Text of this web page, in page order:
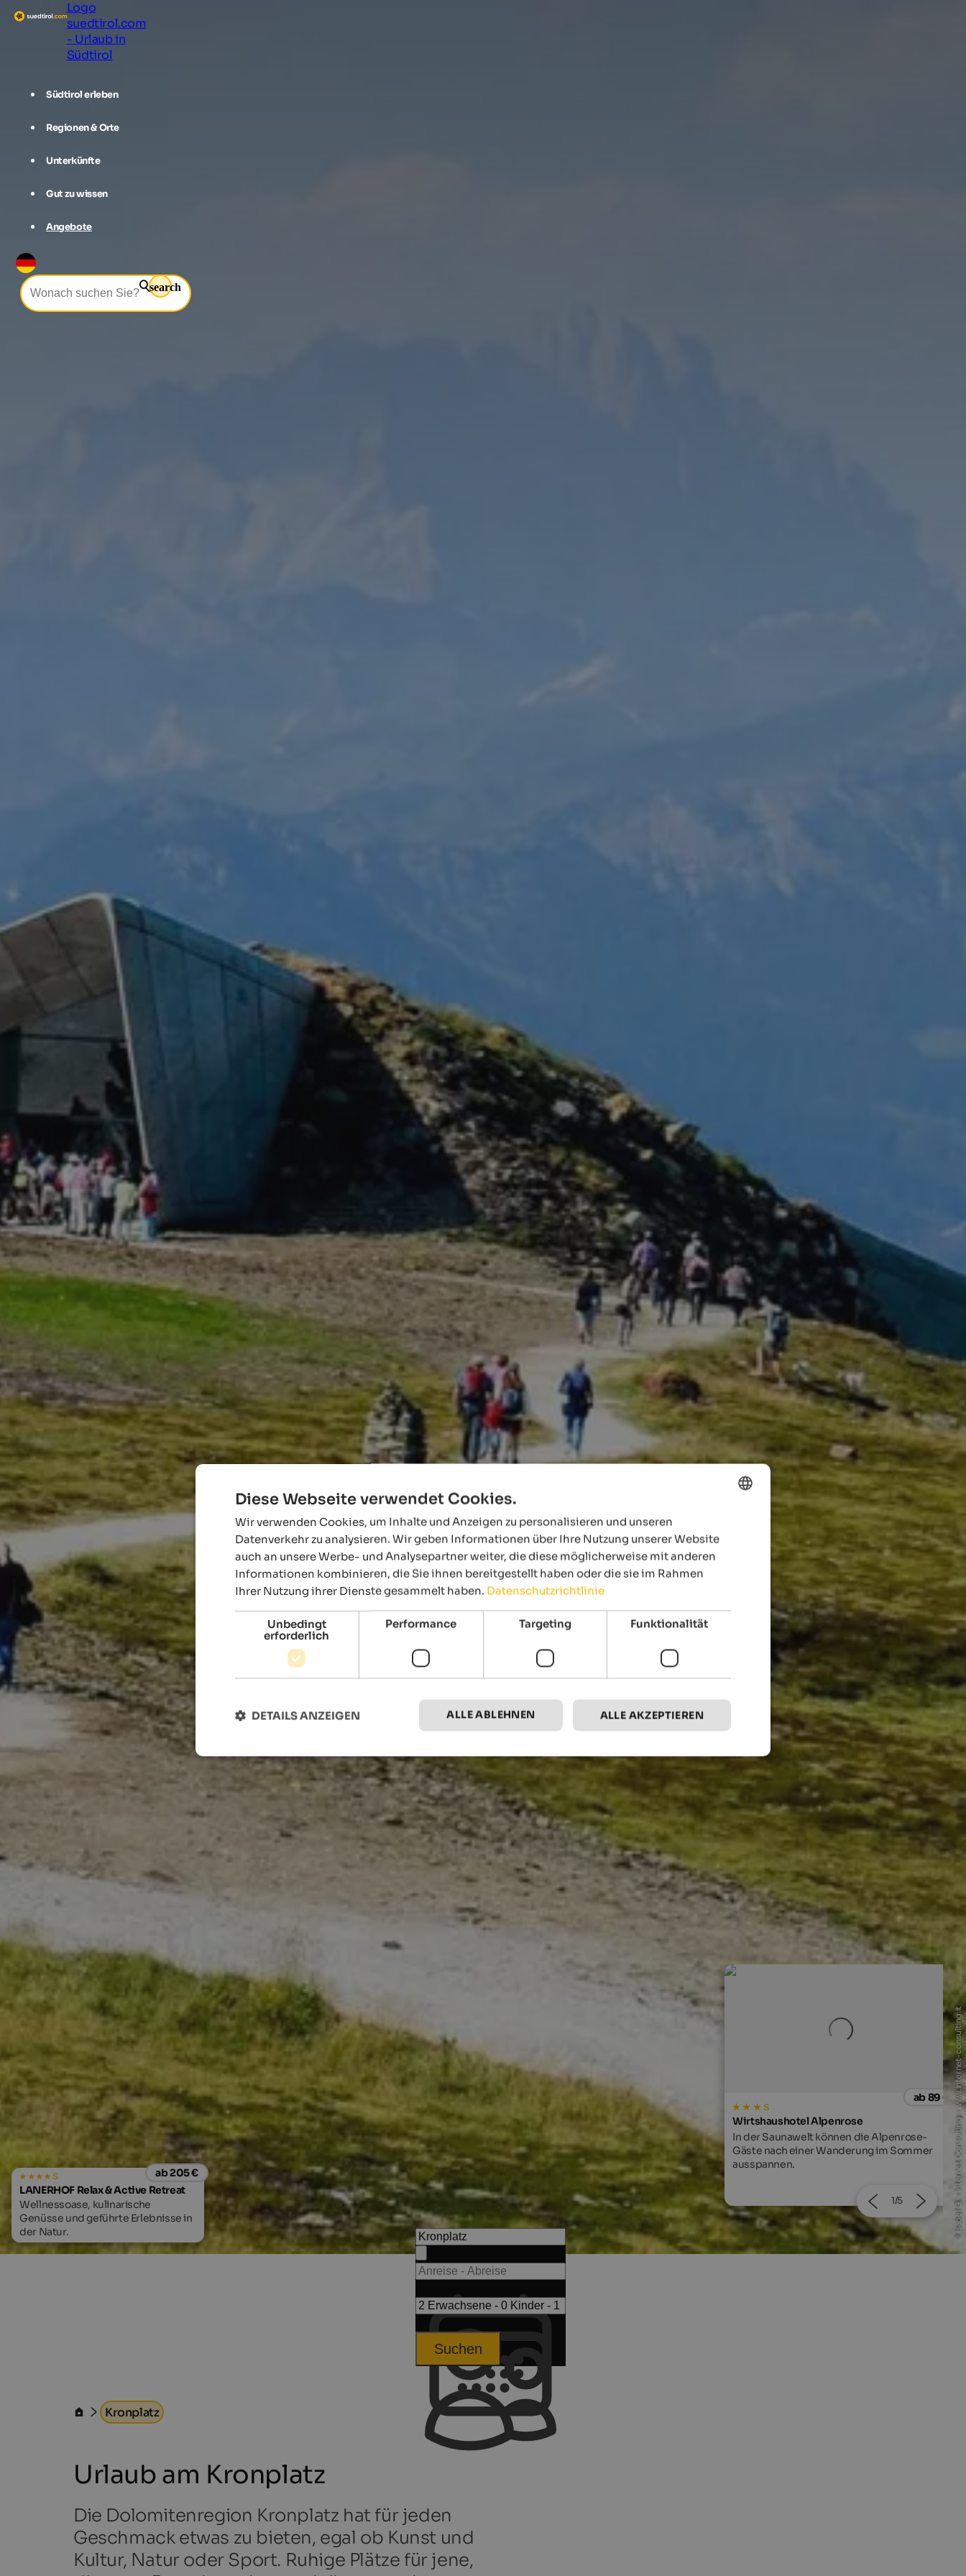
Logo
suedtirol.com
- Urlaub in
Südtirol
Südtirol erleben
Regionen & Orte
Unterkünfte
Gut zu wissen
Angebote
search
ab 205 €
s
LANERHOF Relax & Active Retreat
Wellnessoase, kulinarische
Genüsse und geführte Erlebnisse in
der Natur.
Wirtshaushotel Alpenrose
In der Saunawelt können die Alpenrose-
Gäste nach einer Wanderung im Sommer
ausspannen.
ab 190
Entdecker Hotel Panorama
Ein Ort für die vielleicht schönste
Entdeckung: dass Familienzeit das
Wertvollste ist, was wir haben.
2/5 © Isabel G. - Internet Consulting - www.internet-consulting.it
Suchen
Kronplatz
Urlaub am Kronplatz
Die Dolomitenregion Kronplatz hat für jeden
Geschmack etwas zu bieten, egal ob Kunst und
Kultur, Natur oder Sport. Ruhige Plätze für jene,
GERMAN
Diese Webseite verwendet Cookies.
Wir verwenden Cookies, um Inhalte und Anzeigen zu personalisieren und unseren
Datenverkehr zu analysieren. Wir geben Informationen über Ihre Nutzung unserer Website
auch an unsere Werbe- und Analysepartner weiter, die diese möglicherweise mit anderen
Informationen kombinieren, die Sie ihnen bereitgestellt haben oder die sie im Rahmen
Ihrer Nutzung ihrer Dienste gesammelt haben. Datenschutzrichtlinie
Unbedingt
erforderlich
Performance Targeting Funktionalität
ALLE AKZEPTIEREN
ALLE ABLEHNEN
DETAILS ANZEIGEN